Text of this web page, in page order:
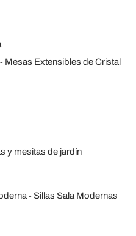
Mesas Extensibles de Cristal
y mesitas de jardín
Sillas Sala Modernas